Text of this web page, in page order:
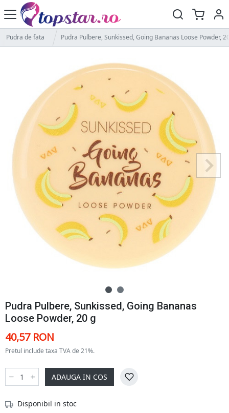
Pudra de fata Pudra Pulbere, Sunkissed, Going Bananas Loose Powder,
Pudra Pulbere, Sunkissed, Going Bananas
Loose Powder, 20 g
40,57 RON
Pretul include taxa TVA de 21%.
ADAUGA IN COS
Disponibil in stoc